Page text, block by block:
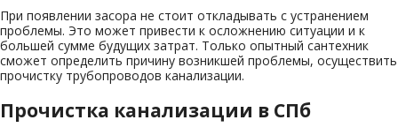
При появлении засора не стоит откладывать с устранением
проблемы. Это может привести к осложнению ситуации и к
большей сумме будущих затрат. Только опытный сантехник
сможет определить причину возникшей проблемы, осуществить
прочистку трубопроводов канализации.
Прочистка канализации в СПб